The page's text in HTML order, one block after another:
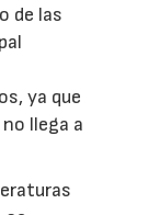
de las
ya que
llega a